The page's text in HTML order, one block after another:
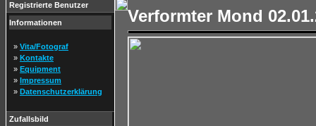
Registrierte Benutzer
Informationen
» Vita/Fotograf
» Kontakte
» Equipment
» Impressum
» Datenschutzerklärung
Zufallsbild
Verformter Mond